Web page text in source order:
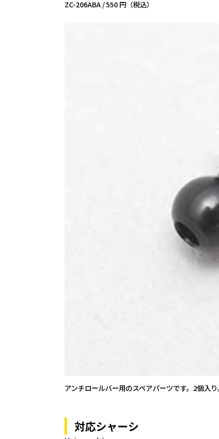
ZC-206ABA /550 円（税込）
アンチロールバー用のスペアパーツです。2個入
対応シャーシ